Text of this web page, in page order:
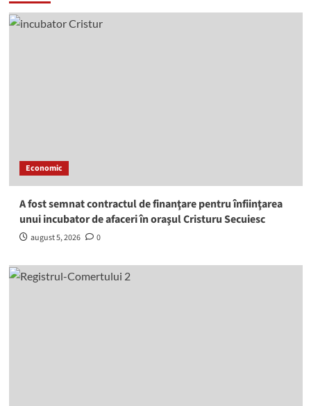
Economic
A fost semnat contractul de finanţare pentru înfiinţarea
unui incubator de afaceri în oraşul Cristuru Secuiesc
august 5, 2026 0